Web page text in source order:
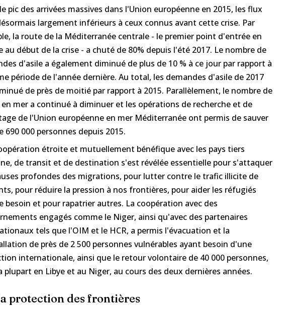
pic des arrivées massives dans l'Union européenne en 2015, les flux
largement inférieurs à ceux connus avant cette crise. Par
la route de la Méditerranée centrale - le premier point d'entrée en
au début de la crise - a chuté de 80% depuis l'été 2017. Le nombre de
d'asile a également diminué de plus de 10 % à ce jour par rapport à
période de l'année dernière. Au total, les demandes d'asile de 2017
de près de moitié par rapport à 2015. Parallèlement, le nombre de
mer a continué à diminuer et les opérations de recherche et de
de l'Union européenne en mer Méditerranée ont permis de sauver
690 000 personnes depuis 2015.
étroite et mutuellement bénéfique avec les pays tiers
de transit et de destination s'est révélée essentielle pour s'attaquer
profondes des migrations, pour lutter contre le trafic illicite de
pour réduire la pression à nos frontières, pour aider les réfugiés
besoin et pour rapatrier autres. La coopération avec des
engagés comme le Niger, ainsi qu'avec des partenaires
tels que l'OIM et le HCR, a permis l'évacuation et la
de près de 2 500 personnes vulnérables ayant besoin d'une
internationale, ainsi que le retour volontaire de 40 000 personnes,
plupart en Libye et au Niger, au cours des deux dernières années.
protection des frontières